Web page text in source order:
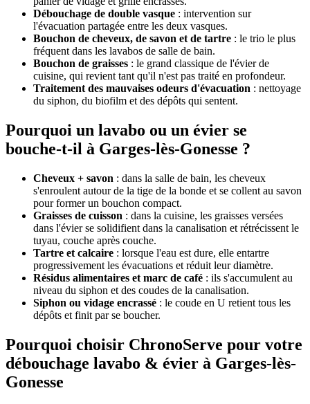
Débouchage de double vasque : intervention sur
l'évacuation partagée entre les deux vasques.
Bouchon de cheveux, de savon et de tartre : le trio le plus
fréquent dans les lavabos de salle de bain.
Bouchon de graisses : le grand classique de l'évier de
cuisine, qui revient tant qu'il n'est pas traité en profondeur.
Traitement des mauvaises odeurs d'évacuation : nettoyage
du siphon, du biofilm et des dépôts qui sentent.
Pourquoi un lavabo ou un évier se
bouche-t-il à Garges-lès-Gonesse ?
Cheveux + savon : dans la salle de bain, les cheveux
s'enroulent autour de la tige de la bonde et se collent au savon
pour former un bouchon compact.
Graisses de cuisson : dans la cuisine, les graisses versées
dans l'évier se solidifient dans la canalisation et rétrécissent le
tuyau, couche après couche.
Tartre et calcaire : lorsque l'eau est dure, elle entartre
progressivement les évacuations et réduit leur diamètre.
Résidus alimentaires et marc de café : ils s'accumulent au
niveau du siphon et des coudes de la canalisation.
Siphon ou vidage encrassé : le coude en U retient tous les
dépôts et finit par se boucher.
Pourquoi choisir ChronoServe pour votre
débouchage lavabo & évier à Garges-lès-
Gonesse